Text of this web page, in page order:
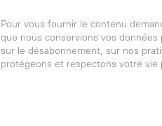
Pour vous fournir le contenu
que nous conservions vos
sur le désabonnement, sur nos
protégeons et respectons votre vie